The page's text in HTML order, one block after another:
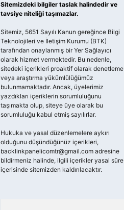
Sitemizdeki bilgiler taslak halindedir ve
tavsiye niteliği taşımazlar.
Sitemiz, 5651 Sayılı Kanun gereğince Bilgi
Teknolojileri ve İletişim Kurumu (BTK)
tarafından onaylanmış bir Yer Sağlayıcı
olarak hizmet vermektedir. Bu nedenle,
sitedeki içerikleri proaktif olarak denetleme
veya araştırma yükümlülüğümüz
bulunmamaktadır. Ancak, üyelerimiz
yazdıkları içeriklerin sorumluluğunu
taşımakta olup, siteye üye olarak bu
sorumluluğu kabul etmiş sayılırlar.
Hukuka ve yasal düzenlemelere aykırı
olduğunu düşündüğünüz içerikleri,
backlinkpanelicomtr@gmail.comadresine
bildirmeniz halinde, ilgili içerikler yasal süre
içerisinde sitemizden kaldırılacaktır.